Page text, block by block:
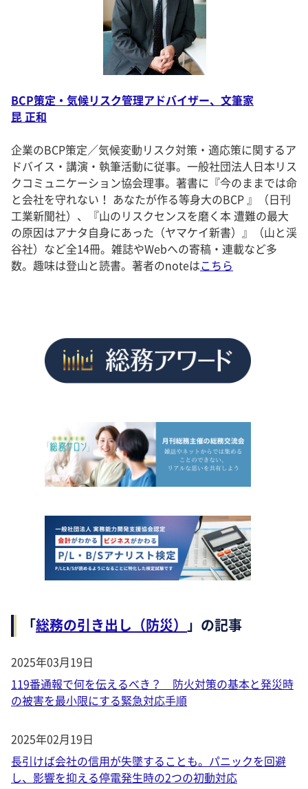
BCP策定・気候リスク管理アドバイザー、文筆家
昆 正和
企業のBCP策定／気候変動リスク対策・適応策に関するア
ドバイス・講演・執筆活動に従事。一般社団法人日本リス
クコミュニケーション協会理事。著書に『今のままでは命
と会社を守れない！ あなたが作る等身大のBCP 』（日刊
工業新聞社）、『山のリスクセンスを磨く本 遭難の最大
の原因はアナタ自身にあった（ヤマケイ新書）』（山と渓
谷社）など全14冊。雑誌やWebへの寄稿・連載など多
数。趣味は登山と読書。著者のnoteはこちら
「総務の引き出し（防災） 」の記事
2025年03月19日
119番通報で何を伝えるべき？ 防火対策の基本と発災時
の被害を最小限にする緊急対応手順
2025年02月19日
長引けば会社の信用が失墜することも。パニックを回避
し、影響を抑える停電発生時の2つの初動対応